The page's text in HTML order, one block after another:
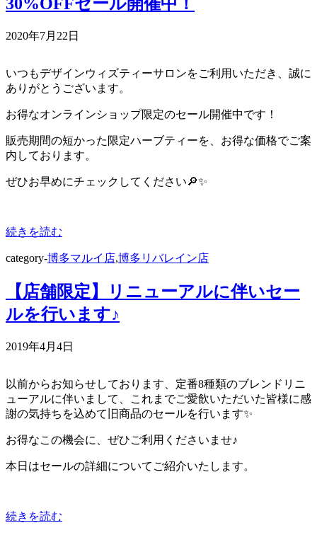
2020年7月22日
いつもデザインウィズティーサロンをご利用いただき、誠に
ありがとうございます。
お得なオンラインショップ限定のセール開催中です！
販売期間の短かった限定ハーブティーを、お得な価格でご案
内しております。
ぜひお早めにチェックしてください🔎✨
続きを読む
category-博多マルイ店,博多リバレイン店
【店舗限定】リニューアルに伴いセー
ルを行います♪
2019年4月4日
以前からお知らせしております、定番8種類のブレンドリニ
ューアルに伴いまして、これまでご愛飲いただいた皆様に感
謝の気持ちを込めて旧商品のセールを行います✨
お得なこの機会に、ぜひご利用くださいませ♪
本日はセールの詳細についてご紹介いたします。
続きを読む